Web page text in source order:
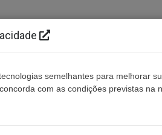
Ouça ao vivo Contato
semelhantes para melhorar
com as condições previstas na